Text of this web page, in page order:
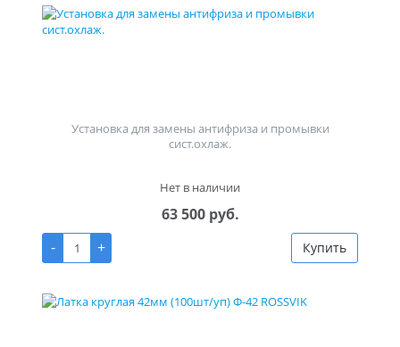
Установка для замены антифриза и промывки
сист.охлаж.
Нет в наличии
63 500 руб.
-
+ Купить